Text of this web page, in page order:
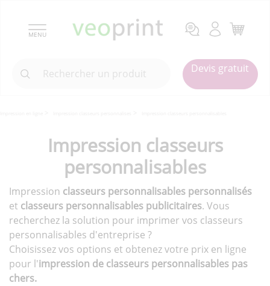
MENU
Devis gratuit
Impression classeurs
personnalisables
Impression classeurs personnalisables personnalisés
et classeurs personnalisables publicitaires. Vous
recherchez la solution pour imprimer vos classeurs
personnalisables d'entreprise ?
Choisissez vos options et obtenez votre prix en ligne
pour l'impression de classeurs personnalisables pas
chers.